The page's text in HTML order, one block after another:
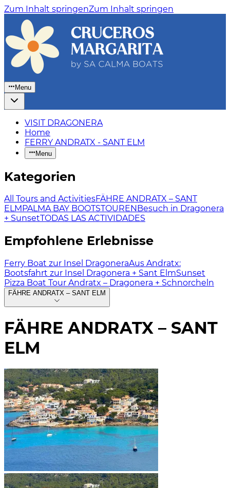
Zum Inhalt springenZum Inhalt springen
Menu
VISIT DRAGONERA
Home
FERRY ANDRATX - SANT ELM
Menu
Kategorien
All Tours and ActivitiesFÄHRE ANDRATX – SANT
ELM PALMA BAY BOOTSTOUREN Besuch in Dragonera
+ SunsetTODAS LAS ACTIVIDADES
Empfohlene Erlebnisse
Ferry Boat zur Insel DragoneraAus Andratx:
Bootsfahrt zur Insel Dragonera + Sant ElmSunset
Pizza Boat Tour Andratx – Dragonera + Schnorcheln
FÄHRE ANDRATX – SANT ELM
FÄHRE ANDRATX – SANT
ELM